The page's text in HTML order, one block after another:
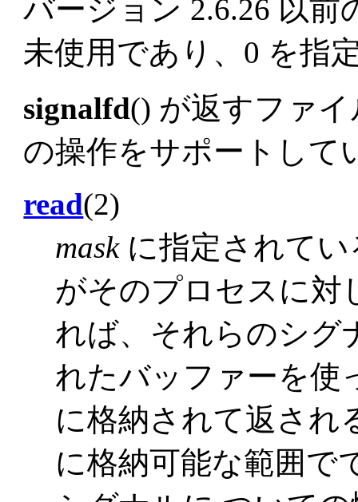
バージョン 2.6.26 以
未使用であり、0 を指
signalfd() が返すファ
の操作をサポートして
read(2)
maskに指定されてい
がそのプロセスに対
れば、それらのシグ
れたバッファーを使
に格納されて返され
に格納可能な範囲で